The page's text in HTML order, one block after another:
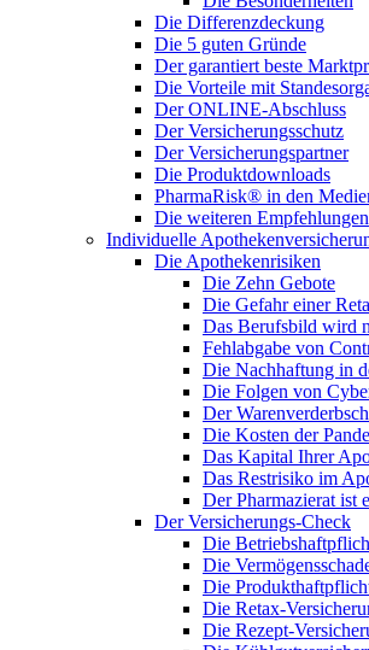
Die Differenzdeckung
Die 5 guten Gründe
Der garantiert beste
Die Vorteile mit
Der ONLINE-Abschluss
Der Versicherungsschutz
Der Versicherungspartner
Die Produktdownloads
PharmaRisk® in den
Die weiteren Empfehlungen
Individuelle
Die Apothekenrisiken
Die Zehn Gebote
Die Gefahr einer
Das Berufsbild wird
Fehlabgabe von
Die Nachhaftung in
Die Folgen von
Der
Die Kosten der
Das Kapital Ihrer
Das Restrisiko im
Der Pharmazierat ist
Der Versicherungs-Check
Die
Die
Die
Die Retax-
Die Rezept-